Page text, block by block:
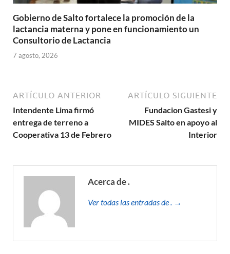
Gobierno de Salto fortalece la promoción de la
lactancia materna y pone en funcionamiento un
Consultorio de Lactancia
7 agosto, 2026
ARTÍCULO ANTERIOR
Intendente Lima firmó
entrega de terreno a
Cooperativa 13 de Febrero
ARTÍCULO SIGUIENTE
Fundacion Gastesi y
MIDES Salto en apoyo al
Interior
Acerca de .
Ver todas las entradas de . →